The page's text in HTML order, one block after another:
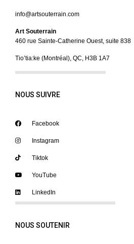
info@artsouterrain.com
Art Souterrain
460 rue Sainte-Catherine Ouest, suite 838
Tio’tia:ke (Montréal), QC, H3B 1A7
NOUS SUIVRE
Facebook
Instagram
Tiktok
YouTube
LinkedIn
NOUS SOUTENIR